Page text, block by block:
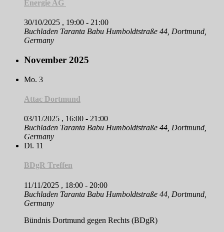
Energie AG
30/10/2025 , 19:00 - 21:00
Buchladen Taranta Babu Humboldtstraße 44, Dortmund,
Germany
November 2025
Mo. 3
Attac Dortmund
03/11/2025 , 16:00 - 21:00
Buchladen Taranta Babu Humboldtstraße 44, Dortmund,
Germany
Di. 11
BDgR Treffen
11/11/2025 , 18:00 - 20:00
Buchladen Taranta Babu Humboldtstraße 44, Dortmund,
Germany
Bündnis Dortmund gegen Rechts (BDgR)